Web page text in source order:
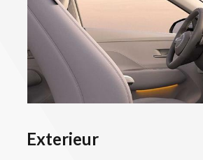
Exterieur